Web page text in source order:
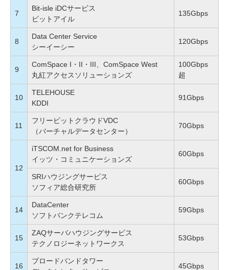
7
Bit-isle iDCサービス
ビットアイル
135Gbps
8
Data Center Service
シーイーシー
120Gbps
9
ComSpace I・II・III、ComSpace West
丸紅アクセスソリューションズ
100Gbps
超
10
TELEHOUSE
KDDI
91Gbps
11
フリービットクラウドVDC
（バーチャルデータセンター）
70Gbps
12
iTSCOM.net for Business
イッツ・コミュニケーションズ
60Gbps
SRIハウジングサービス
ソフィア総合研究所
60Gbps
14
DataCenter
ソフトバンクテレコム
59Gbps
15
ZAQサーバハウジングサービス
テクノロジーネットワークス
53Gbps
16
ブロードバンドタワー
45Gbps